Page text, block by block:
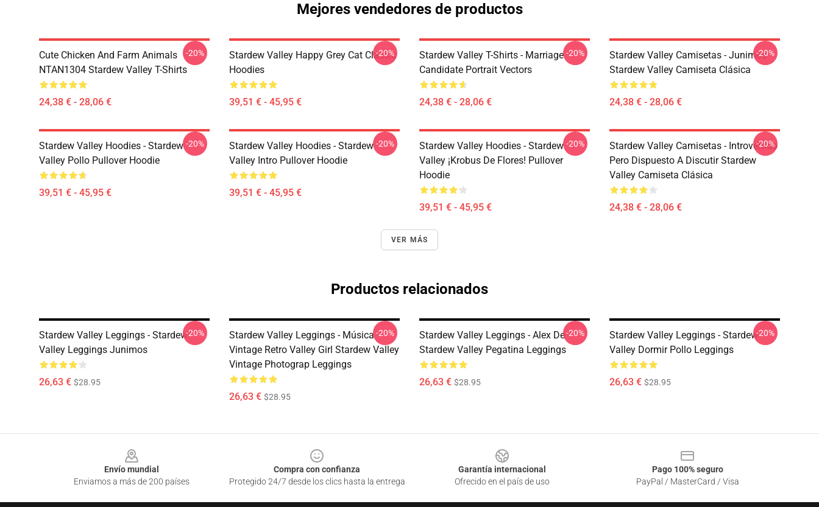
Mejores vendedores de productos
Cute Chicken And Farm Animals
NTAN1304 Stardew Valley T-Shirts
24,38 € - 28,06 €
-20%
Stardew Valley Happy Grey Cat Classic
Hoodies
39,51 € - 45,95 €
-20%
Stardew Valley T-Shirts - Marriage
Candidate Portrait Vectors
24,38 € - 28,06 €
-20%
Stardew Valley Camisetas - Junimos -
Stardew Valley Camiseta Clásica
24,38 € - 28,06 €
-20%
Stardew Valley Hoodies - Stardew
Valley Pollo Pullover Hoodie
39,51 € - 45,95 €
-20%
Stardew Valley Hoodies - Stardew
Valley Intro Pullover Hoodie
39,51 € - 45,95 €
-20%
Stardew Valley Hoodies - Stardew
Valley ¡Krobus De Flores! Pullover
Hoodie
39,51 € - 45,95 €
-20%
Stardew Valley Camisetas - Introvertido
Pero Dispuesto A Discutir Stardew
Valley Camiseta Clásica
24,38 € - 28,06 €
-20%
VER MÁS
Productos relacionados
Stardew Valley Leggings - Stardew
Valley Leggings Junimos
26,63 € $28.95
-20%
Stardew Valley Leggings - Música
Vintage Retro Valley Girl Stardew Valley
Vintage Photograp Leggings
26,63 € $28.95
-20%
Stardew Valley Leggings - Alex De
Stardew Valley Pegatina Leggings
26,63 € $28.95
-20%
Stardew Valley Leggings - Stardew
Valley Dormir Pollo Leggings
26,63 € $28.95
-20%
Envío mundial
Enviamos a más de 200 países
Compra con confianza
Protegido 24/7 desde los clics hasta la entrega
Garantía internacional
Ofrecido en el país de uso
Pago 100% seguro
PayPal / MasterCard / Visa